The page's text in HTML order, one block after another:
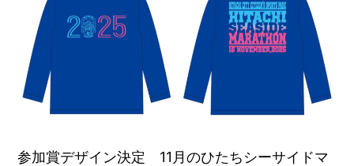
参加賞デザイン決定 11月のひたちシーサイドマ